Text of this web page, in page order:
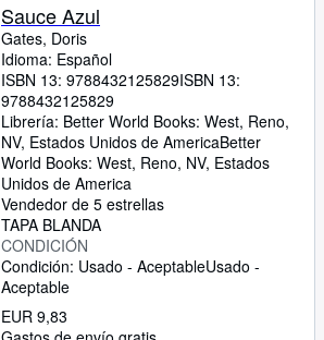
CERRAR
Sauce Azul
Gates, Doris
Idioma: Español
ISBN 13: 9788432125829ISBN 13:
9788432125829
Librería: Better World Books: West, Reno,
NV, Estados Unidos de AmericaBetter
World Books: West, Reno, NV, Estados
Unidos de America
Vendedor de 5 estrellas
TAPA BLANDA
CONDICIÓN
Condición: Usado - AceptableUsado -
Aceptable
EUR 9,83